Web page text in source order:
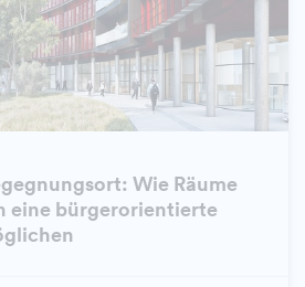
Wie Räume
eine bürgerorientierte